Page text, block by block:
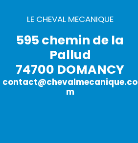
LE CHEVAL MECANIQUE
595 chemin de la
Pallud
74700 DOMANCY
contact@chevalmecanique.co
m